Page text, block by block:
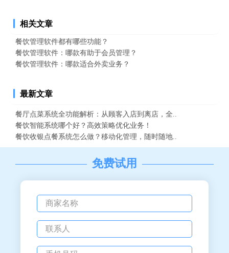
相关文章
餐饮管理软件都有哪些功能？
餐饮管理软件：哪款有助于会员管理？
餐饮管理软件：哪款适合外卖业务？
最新文章
餐厅点菜系统全功能解析：从顾客入店到离店，全..
餐饮智能系统哪个好？高效策略优化业务！
餐饮收银点餐系统怎么做？移动化管理，随时随地..
免费试用